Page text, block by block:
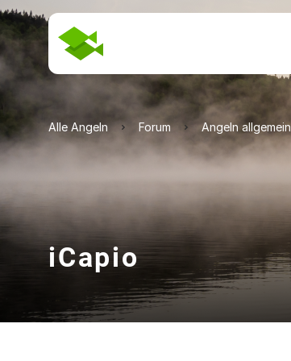
Alle Angeln Forum Angeln allgemein
iCapio